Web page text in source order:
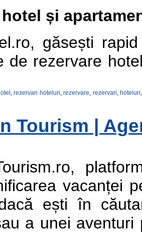
hotel și
găsești
de rezervare
,rezervari hoteluri,rezervare, rezervari, hoteluri
Tourism |
vacanței
ești în
a unei aventuri